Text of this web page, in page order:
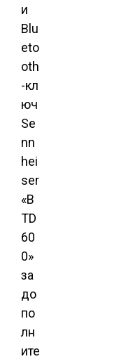
и
Blu
eto
oth
-кл
юч
Se
nn
hei
ser
«B
TD
60
0»
за
до
по
лн
ите